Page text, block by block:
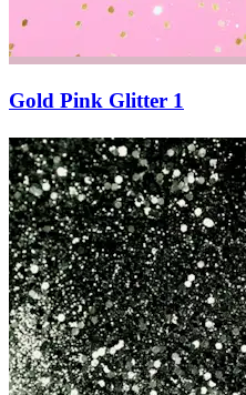
Gold Pink Glitter 1